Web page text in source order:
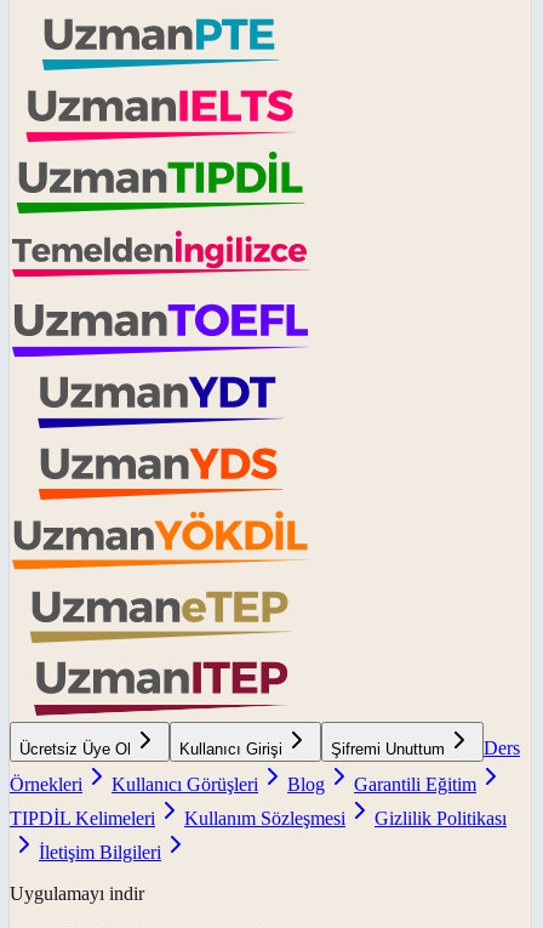
Ücretsiz Üye Ol Kullanıcı Girişi Şifremi Unuttum
Ders
Örnekleri
Kullanıcı Görüşleri Blog
Garantili Eğitim
TIPDİL Kelimeleri
Kullanım Sözleşmesi
Gizlilik Politikası
İletişim Bilgileri
Uygulamayı indir